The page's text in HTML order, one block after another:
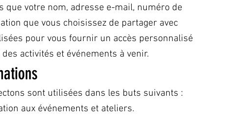
votre nom, adresse e-mail, numéro de
que vous choisissez de partager avec
pour vous fournir un accès personnalisé
activités et événements à venir.
sont utilisées dans les buts suivants :
aux événements et ateliers.